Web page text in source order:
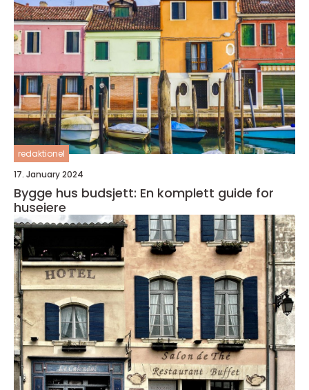
redaktionel
17. January 2024
Bygge hus budsjett: En komplett guide for
huseiere